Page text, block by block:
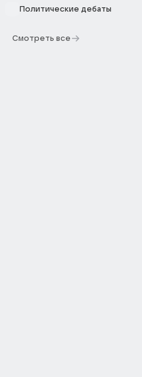
Политические дебаты
Смотреть все